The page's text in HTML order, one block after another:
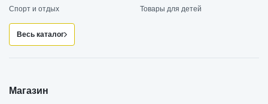
Спорт и отдых
Товары для детей
Весь каталог
Магазин